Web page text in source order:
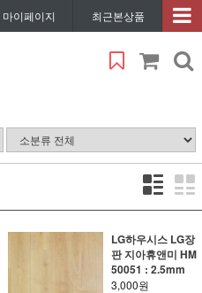
마이페이지 최근본상품
LG하우시스 LG장
판 지아휴앤미 HM
50051 : 2.5mm
3,000원